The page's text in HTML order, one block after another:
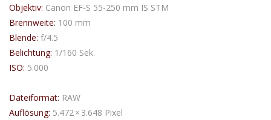
Objektiv: Canon EF-S 55-250 mm IS STM
Brennweite: 100 mm
Blende: f/4.5
Belichtung: 1/160 Sek.
ISO: 5.000
Dateiformat: RAW
Auflösung: 5.472 × 3.648 Pixel